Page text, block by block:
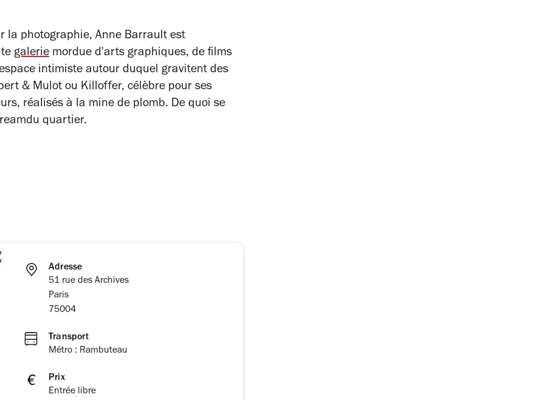
la photographie, Anne Barrault est
galerie mordue d'arts graphiques, de films
intimiste autour duquel gravitent des
& Mulot ou Killoffer, célèbre pour ses
réalisés à la mine de plomb. De quoi se
du quartier.
Adresse
51 rue des Archives
Paris
75004
Transport
Métro : Rambuteau
Prix
Entrée libre